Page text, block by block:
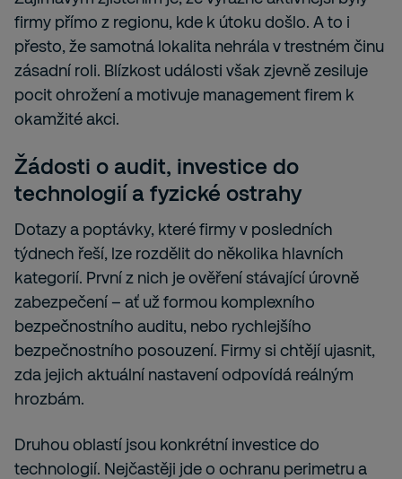
firmy přímo z regionu, kde k útoku došlo. A to i
přesto, že samotná lokalita nehrála v trestném činu
zásadní roli. Blízkost události však zjevně zesiluje
pocit ohrožení a motivuje management firem k
okamžité akci.
Žádosti o audit, investice do
technologií a fyzické ostrahy
Dotazy a poptávky, které firmy v posledních
týdnech řeší, lze rozdělit do několika hlavních
kategorií. První z nich je ověření stávající úrovně
zabezpečení – ať už formou komplexního
bezpečnostního auditu, nebo rychlejšího
bezpečnostního posouzení. Firmy si chtějí ujasnit,
zda jejich aktuální nastavení odpovídá reálným
hrozbám.
Druhou oblastí jsou konkrétní investice do
technologií. Nejčastěji jde o ochranu perimetru a